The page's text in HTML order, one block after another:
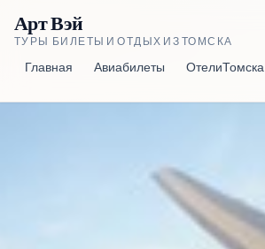
Арт Вэй
ТУРЫ, БИЛЕТЫ И ОТДЫХ ИЗ ТОМСКА
Главная Авиабилеты Отели Томска